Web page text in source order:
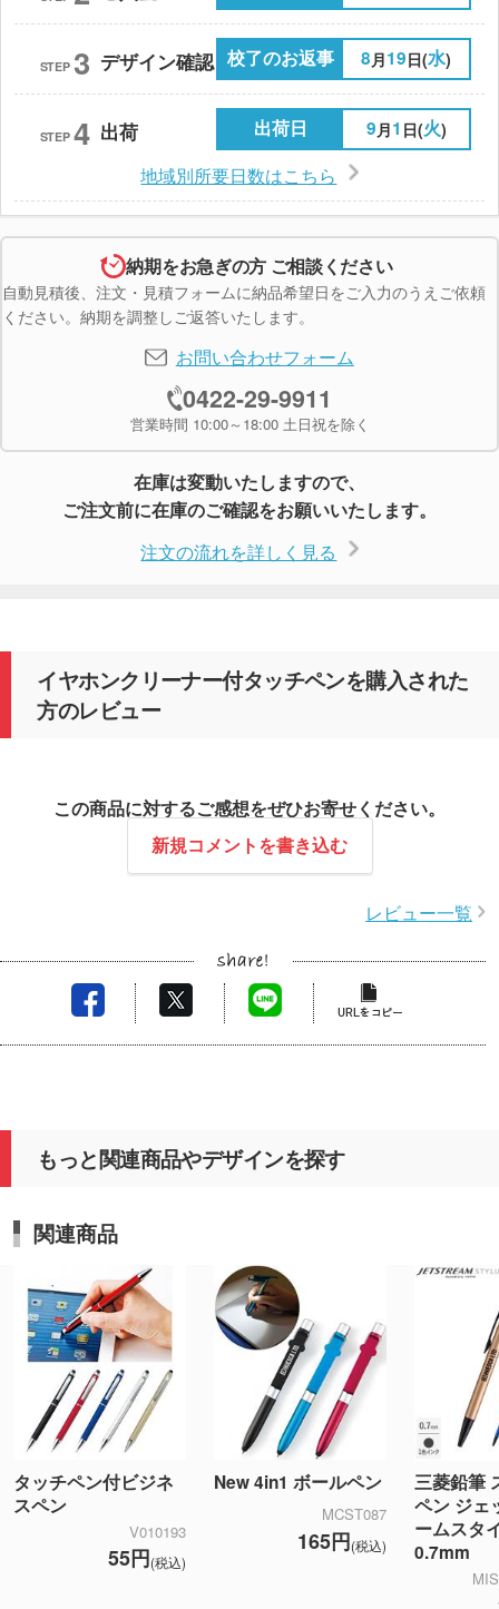
STEP 3 デザイン確認 校了のお返事 8 月19日(水)
STEP 4 出荷 出荷日 9 月1 日(火)
地域別所要日数はこちら
納期をお急ぎの方 ご相談ください
自動見積後、注文・見積フォームに納品希望日をご入力のうえご依頼
ください。納期を調整しご返答いたします。
お問い合わせフォーム
0422-29-9911
営業時間 10:00～18:00 土日祝を除く
在庫は変動いたしますので、
ご注文前に在庫のご確認をお願いいたします。
注文の流れを詳しく見る
イヤホンクリーナー付タッチペンを購入された
方のレビュー
この商品に対するご感想をぜひお寄せください。
新規コメントを書き込む
レビュー一覧
もっと関連商品やデザインを探す
関連商品
タッチペン付ビジネ
スペン
V010193
55円(税込)
New 4in1 ボールペン
MCST087
165円(税込)
三菱鉛筆
ペン ジェ
ームスタ
0.7mm